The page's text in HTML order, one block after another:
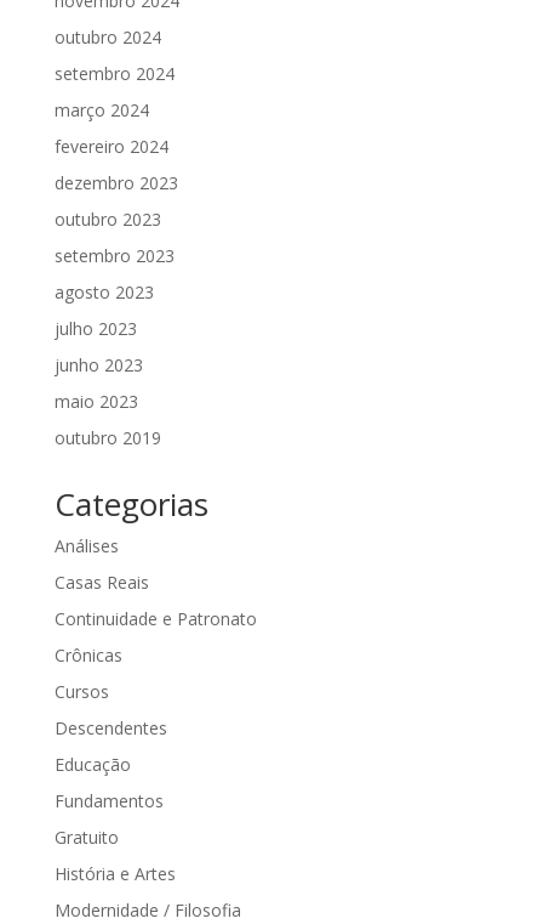
outubro 2024
setembro 2024
março 2024
fevereiro 2024
dezembro 2023
outubro 2023
setembro 2023
agosto 2023
julho 2023
junho 2023
maio 2023
outubro 2019
Categorias
Análises
Casas Reais
Continuidade e Patronato
Crônicas
Cursos
Descendentes
Educação
Fundamentos
Gratuito
História e Artes
Modernidade / Filosofia